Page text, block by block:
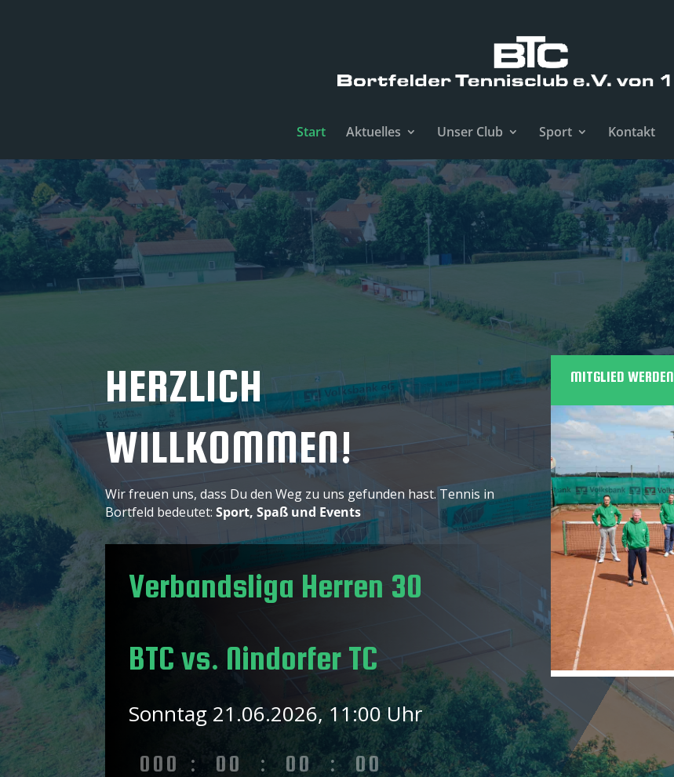
Start Aktuelles Unser Club Sport Kontakt
HERZLICH
WILLKOMMEN!
Wir freuen uns, dass Du den Weg zu uns gefunden hast. Tennis in
Bortfeld bedeutet:Sport, Spaß und Events
Verbandsliga Herren 30
BTC vs. Nindorfer TC
Sonntag 21.06.2026, 11:00 Uhr
000 : 00 : 00 : 00
MITGLIED WERDEN